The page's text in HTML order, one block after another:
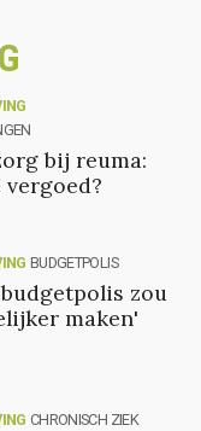
bij reuma:
BUDGETPOLIS
zou
maken'
CHRONISCH ZIEK